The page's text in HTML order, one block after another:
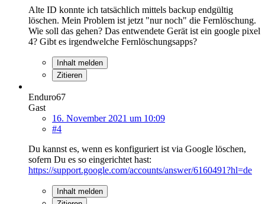
Alte ID konnte ich tatsächlich mittels backup endgültig
löschen. Mein Problem ist jetzt "nur noch" die Fernlöschung.
Wie soll das gehen? Das entwendete Gerät ist ein google pixel
4? Gibt es irgendwelche Fernlöschungsapps?
Inhalt melden
Zitieren
Enduro67
Gast
16. November 2021 um 10:09
#4
Du kannst es, wenn es konfiguriert ist via Google löschen,
sofern Du es so eingerichtet hast:
https://support.google.com/accounts/answer/6160491?hl=de
Inhalt melden